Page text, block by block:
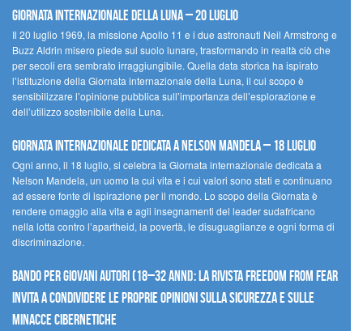
Giornata Internazionale della Luna – 20 luglio
Il 20 luglio 1969, la missione Apollo 11 e i due astronauti Neil Armstrong e
Buzz Aldrin misero piede sul suolo lunare, trasformando in realtà ciò che
per secoli era sembrato irraggiungibile. Quella data storica ha ispirato
l’istituzione della Giornata internazionale della Luna, il cui scopo è
sensibilizzare l’opinione pubblica sull’importanza dell’esplorazione e
dell’utilizzo sostenibile della Luna.
Giornata internazionale dedicata a Nelson Mandela – 18 luglio
Ogni anno, il 18 luglio, si celebra la Giornata internazionale dedicata a
Nelson Mandela, un uomo la cui vita e i cui valori sono stati e continuano
ad essere fonte di ispirazione per il mondo. Lo scopo della Giornata è
rendere omaggio alla vita e agli insegnamenti del leader sudafricano
nella lotta contro l’apartheid, la povertà, le disuguaglianze e ogni forma di
discriminazione.
Bando per giovani autori (18–32 anni): la Rivista Freedom From Fear
invita a condividere le proprie opinioni sulla sicurezza e sulle
minacce cibernetiche